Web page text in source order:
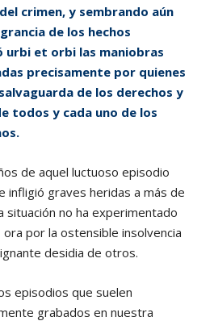
crimen, y sembrando aún
de los hechos
urbi et orbi las maniobras
precisamente por quienes
de los derechos y
todos y cada uno de los
de aquel luctuoso episodio
infligió graves heridas a más de
situación no ha experimentado
por la ostensible insolvencia
desidia de otros.
episodios que suelen
grabados en nuestra